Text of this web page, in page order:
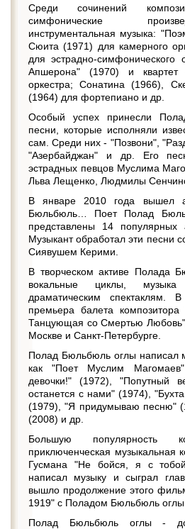
Среди сочинений
симфонические
инструментальная музыка:
Сюита (1971) для камерного
для эстрадно-симфонического
Апшерона" (1970) и квартет
оркестра; Сонатина (1966),
(1964) для фортепиано и др.
Особый успех принесли
песни, которые исполняли
сам. Среди них - "Позвони",
"Азербайджан" и др. Его
эстрадных певцов Муслима
Льва Лещенко, Людмилы
В январе 2010 года вышел
Бюльбюль… Поет Полад
представлены 14 популярных
Музыкант обработал эти песни
Сиявушем Керими.
В творческом активе Полада
вокальные циклы,
драматическим спектаклям.
премьера балета
Танцующая со Смертью
Москве и Санкт-Петербурге.
Полад Бюльбюль оглы написал
как "Поет Муслим
девочки!" (1972), "Попутный
останется с нами" (1974),
(1979), "Я придумываю песню"
(2008) и др.
Большую популярность
приключенческая музыкальная
Гусмана "Не бойся, я с
написал музыку и сыграл
вышло продолжение этого
1919" с Поладом Бюльбюль оглы
Полад Бюльбюль оглы -